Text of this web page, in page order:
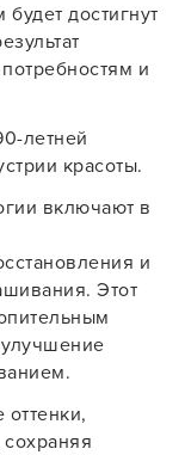
достигнут
и
летней
красоты.
включают в
и
Этот
для Android
— удобнее и
PLAY